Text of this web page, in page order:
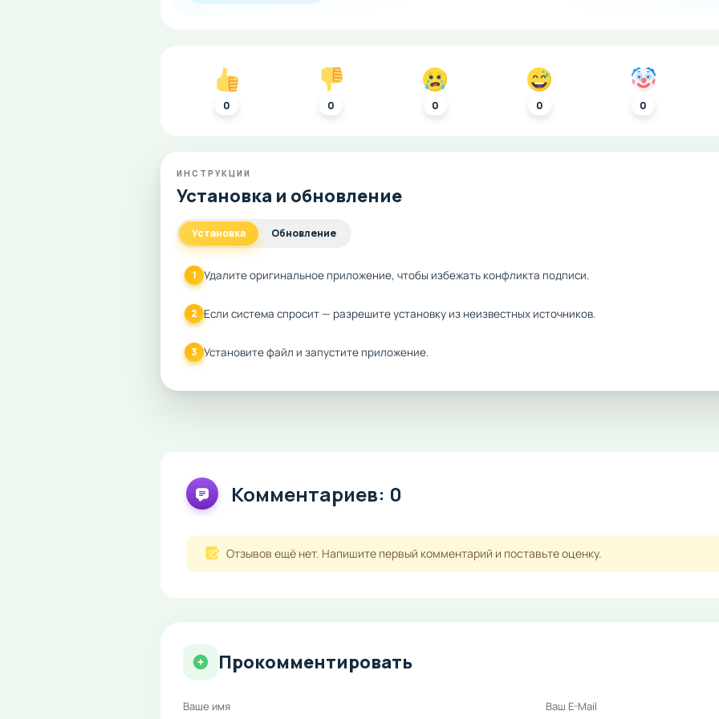
0 0 0 0 0
ИНСТРУКЦИИ
Установка и обновление
Установка Обновление
1 Удалите оригинальное приложение, чтобы избежать конфликта подписи.
2 Если система спросит — разрешите установку из неизвестных источников.
3 Установите файл и запустите приложение.
Комментариев: 0
Отзывов ещё нет. Напишите первый комментарий и поставьте оценку.
Прокомментировать
Ваше имя Ваш E-Mail